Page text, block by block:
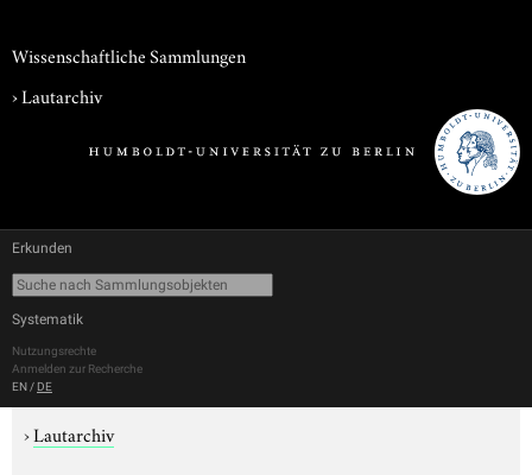
Wissenschaftliche Sammlungen
›Lautarchiv
Erkunden
Systematik
Nutzungsrechte
Anmelden zur Recherche
EN / DE
›Lautarchiv